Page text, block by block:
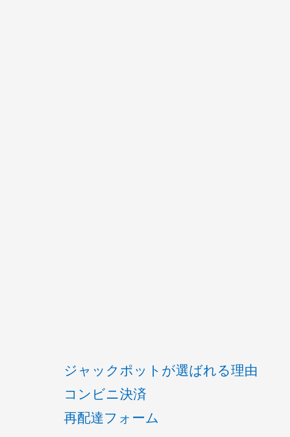
ジャックポットが選ばれる理由
コンビニ決済
再配達フォーム